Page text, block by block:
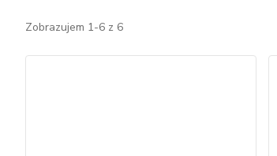
Zobrazujem 1-6 z 6